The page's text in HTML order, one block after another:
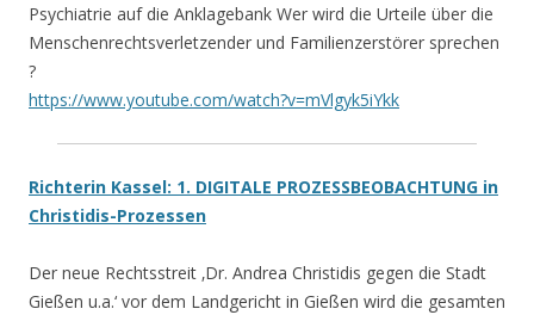
Psychiatrie auf die Anklagebank Wer wird die Urteile über die
Menschenrechtsverletzender und Familienzerstörer sprechen
?
https://www.youtube.com/watch?v=mVlgyk5iYkk
Richterin Kassel: 1. DIGITALE PROZESSBEOBACHTUNG in
Christidis-Prozessen
Der neue Rechtsstreit ‚Dr. Andrea Christidis gegen die Stadt
Gießen u.a.‘ vor dem Landgericht in Gießen wird die gesamten